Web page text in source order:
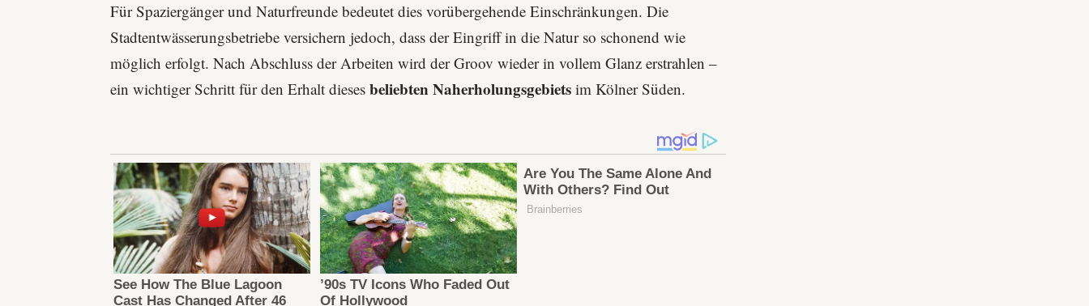
Für Spaziergänger und Naturfreunde bedeutet dies vorübergehende Einschränkungen. Die
Stadtentwässerungsbetriebe versichern jedoch, dass der Eingriff in die Natur so schonend wie
möglich erfolgt. Nach Abschluss der Arbeiten wird der Groov wieder in vollem Glanz erstrahlen –
ein wichtiger Schritt für den Erhalt diesesbeliebten Naherholungsgebiets im Kölner Süden.